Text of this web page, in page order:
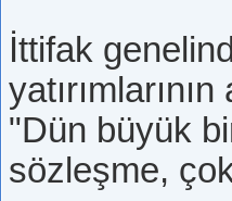
İttifak
"Dün büyük
sözleşme,